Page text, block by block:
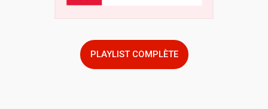
PLAYLIST COMPLÈTE